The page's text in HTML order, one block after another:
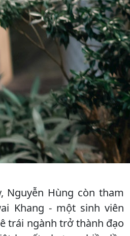
Nguyễn Hùng còn tham
Khang - một sinh viên
trái ngành trở thành đạo